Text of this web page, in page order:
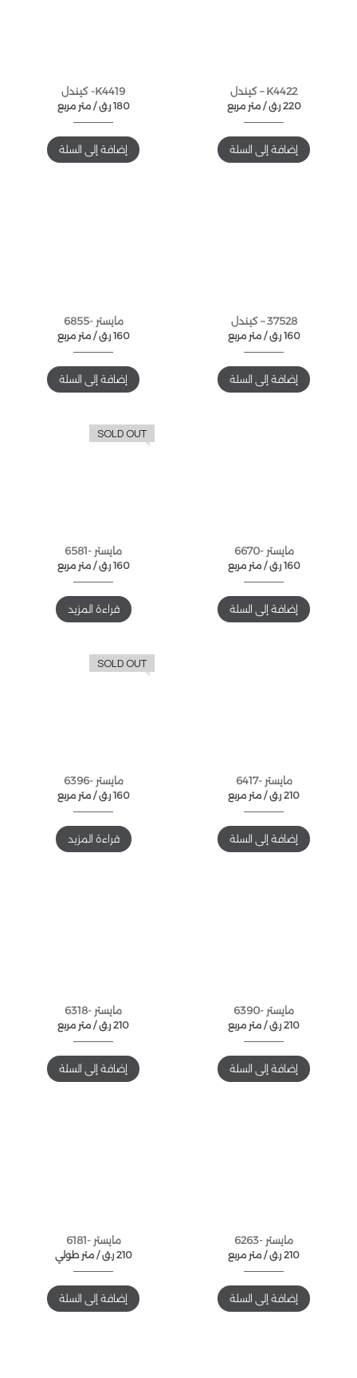
K4422 – كيندل
متر مربع / 220 ر.ق
إضافة إلى السلة
K4419- كيندل
متر مربع / 180 ر.ق
إضافة إلى السلة
37528 – كيندل
متر مربع / 160 ر.ق
إضافة إلى السلة
مايستر -6855
متر مربع / 160 ر.ق
إضافة إلى السلة
مايستر -6670
متر مربع / 160 ر.ق
إضافة إلى السلة
SOLD OUT
مايستر -6581
متر مربع / 160 ر.ق
قراءة المزيد
مايستر -6417
متر مربع / 210 ر.ق
إضافة إلى السلة
SOLD OUT
مايستر -6396
متر مربع / 160 ر.ق
قراءة المزيد
مايستر -6390
متر مربع / 210 ر.ق
إضافة إلى السلة
مايستر -6318
متر مربع / 210 ر.ق
إضافة إلى السلة
مايستر -6263
متر مربع / 210 ر.ق
إضافة إلى السلة
مايستر -6181
متر طولي / 210 ر.ق
إضافة إلى السلة